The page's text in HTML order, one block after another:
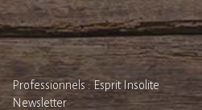
Professionnels : Esprit Insolite
Newsletter